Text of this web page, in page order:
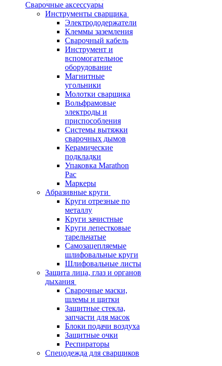
Сварочные аксессуары
Инструменты сварщика
Электрододержатели
Клеммы заземления
Сварочный кабель
Инструмент и
вспомогательное
оборудование
Магнитные
угольники
Молотки сварщика
Вольфрамовые
электроды и
приспособления
Системы вытяжки
сварочных дымов
Керамические
подкладки
Упаковка Marathon
Pac
Маркеры
Абразивные круги
Круги отрезные по
металлу
Круги зачистные
Круги лепестковые
тарельчатые
Самозацепляемые
шлифовальные круги
Шлифовальные листы
Защита лица, глаз и органов
дыхания
Сварочные маски,
шлемы и щитки
Защитные стекла,
запчасти для масок
Блоки подачи воздуха
Защитные очки
Респираторы
Спецодежда для сварщиков